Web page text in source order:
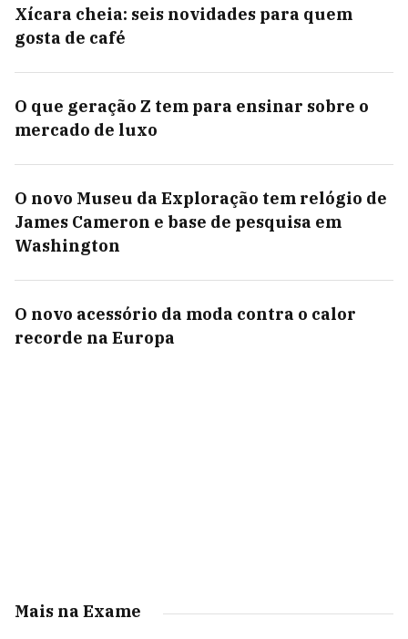
Xícara cheia: seis novidades para quem
gosta de café
O que geração Z tem para ensinar sobre o
mercado de luxo
O novo Museu da Exploração tem relógio de
James Cameron e base de pesquisa em
Washington
O novo acessório da moda contra o calor
recorde na Europa
Mais na Exame